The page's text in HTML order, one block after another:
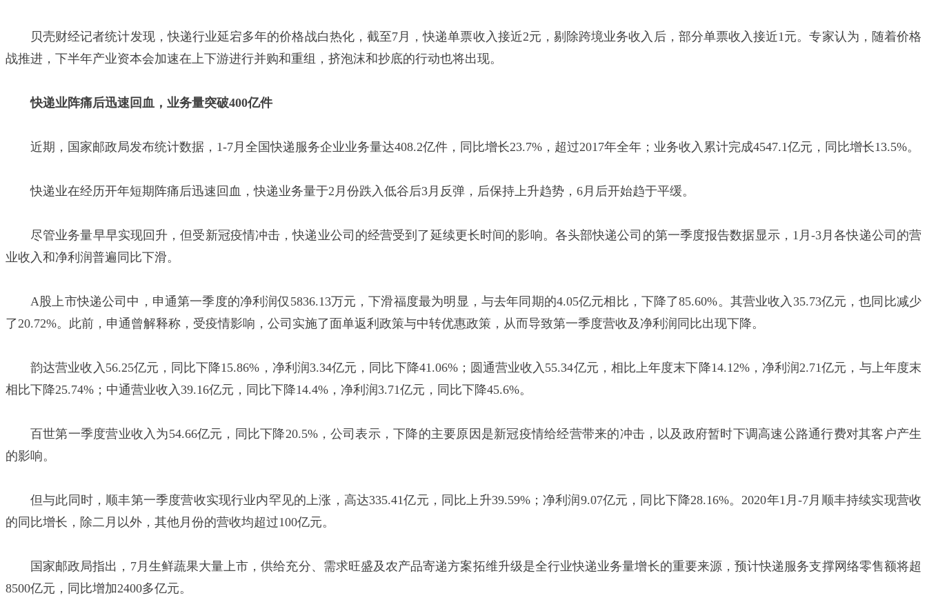
贝壳财经记者统计发现，快递行业延宕多年的价格战白热化，截至7月，快递单票收入接近2元，剔除跨境业务收入后，部分单票收入接近1元。专家认为，随着价格
战推进，下半年产业资本会加速在上下游进行并购和重组，挤泡沫和抄底的行动也将出现。
快递业阵痛后迅速回血，业务量突破400亿件
近期，国家邮政局发布统计数据，1-7月全国快递服务企业业务量达408.2亿件，同比增长23.7%，超过2017年全年；业务收入累计完成4547.1亿元，同比增长13.5%。
快递业在经历开年短期阵痛后迅速回血，快递业务量于2月份跌入低谷后3月反弹，后保持上升趋势，6月后开始趋于平缓。
尽管业务量早早实现回升，但受新冠疫情冲击，快递业公司的经营受到了延续更长时间的影响。各头部快递公司的第一季度报告数据显示，1月-3月各快递公司的营
业收入和净利润普遍同比下滑。
A股上市快递公司中，申通第一季度的净利润仅5836.13万元，下滑福度最为明显，与去年同期的4.05亿元相比，下降了85.60%。其营业收入35.73亿元，也同比减少
了20.72%。此前，申通曾解释称，受疫情影响，公司实施了面单返利政策与中转优惠政策，从而导致第一季度营收及净利润同比出现下降。
韵达营业收入56.25亿元，同比下降15.86%，净利润3.34亿元，同比下降41.06%；圆通营业收入55.34亿元，相比上年度末下降14.12%，净利润2.71亿元，与上年度末
相比下降25.74%；中通营业收入39.16亿元，同比下降14.4%，净利润3.71亿元，同比下降45.6%。
百世第一季度营业收入为54.66亿元，同比下降20.5%，公司表示，下降的主要原因是新冠疫情给经营带来的冲击，以及政府暂时下调高速公路通行费对其客户产生
的影响。
但与此同时，顺丰第一季度营收实现行业内罕见的上涨，高达335.41亿元，同比上升39.59%；净利润9.07亿元，同比下降28.16%。2020年1月-7月顺丰持续实现营收
的同比增长，除二月以外，其他月份的营收均超过100亿元。
国家邮政局指出，7月生鲜蔬果大量上市，供给充分、需求旺盛及农产品寄递方案拓维升级是全行业快递业务量增长的重要来源，预计快递服务支撑网络零售额将超
8500亿元，同比增加2400多亿元。